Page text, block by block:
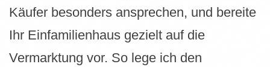
Käufer besonders ansprechen, und bereite
Ihr Einfamilienhaus gezielt auf die
Vermarktung vor. So lege ich den